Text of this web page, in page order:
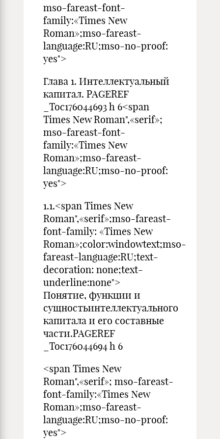
mso-fareast-font-
family:«Times New
Roman»;mso-fareast-
language:RU;mso-no-proof:
yes">
Глава 1. Интеллектуальный
капитал. PAGEREF
_Toc176044693 h 6<span
Times New Roman",«serif»;
mso-fareast-font-
family:«Times New
Roman»;mso-fareast-
language:RU;mso-no-proof:
yes">
1.1.<span Times New
Roman",«serif»;mso-fareast-
font-family: «Times New
Roman»;color:windowtext;mso-
fareast-language:RU;text-
decoration: none;text-
underline:none">
Понятие, функции и
сущностьинтеллектуального
капитала и его составные
части.PAGEREF
_Toc176044694 h 6
<span Times New
Roman",«serif»; mso-fareast-
font-family:«Times New
Roman»;mso-fareast-
language:RU;mso-no-proof:
yes">